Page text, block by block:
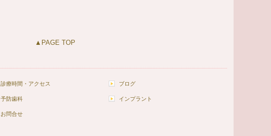
▲PAGE TOP
診療時間・アクセス ブログ
予防歯科 インプラント
お問合せ